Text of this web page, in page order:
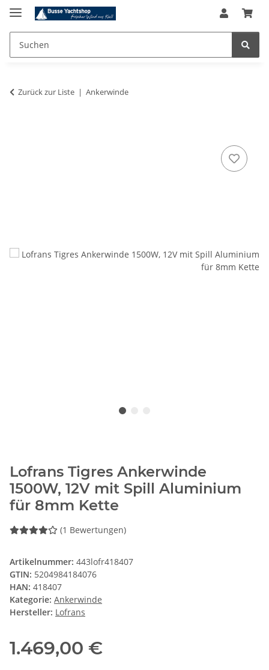
Zurück zur Liste Ankerwinde
Lofrans Tigres Ankerwinde
1500W, 12V mit Spill Aluminium
für 8mm Kette
(1 Bewertungen)
Artikelnummer: 443lofr418407
GTIN: 5204984184076
HAN: 418407
Kategorie: Ankerwinde
Hersteller: Lofrans
1.469,00 €